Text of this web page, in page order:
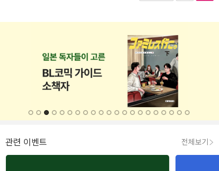
관련 이벤트 전체보기